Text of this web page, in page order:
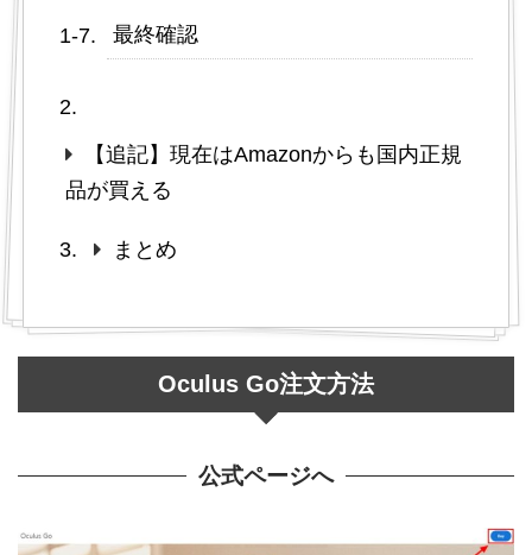
最終確認
【追記】現在はAmazonからも国内正規
品が買える
まとめ
Oculus Go注文方法
公式ページへ